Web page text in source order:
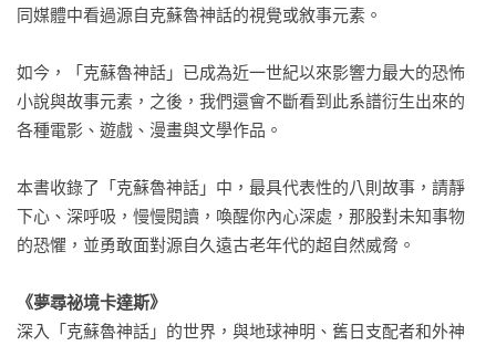
同媒體中看過源自克蘇魯神話的視覺或敘事元素。
如今，「克蘇魯神話」已成為近一世紀以來影響力最大的恐怖
小說與故事元素，之後，我們還會不斷看到此系譜衍生出來的
各種電影、遊戲、漫畫與文學作品。
本書收錄了「克蘇魯神話」中，最具代表性的八則故事，請靜
下心、深呼吸，慢慢閱讀，喚醒你內心深處，那股對未知事物
的恐懼，並勇敢面對源自久遠古老年代的超自然威脅。
《夢尋祕境卡達斯》
深入「克蘇魯神話」的世界，與地球神明、舊日支配者和外神